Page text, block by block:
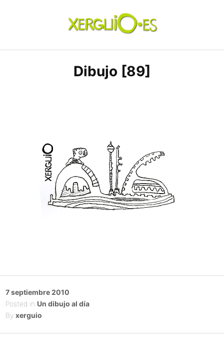
xerguio.ES | ilustración
Dibujo [89]
Posted
on
7 septiembre 2010
Posted in Un dibujo al día
By xerguio